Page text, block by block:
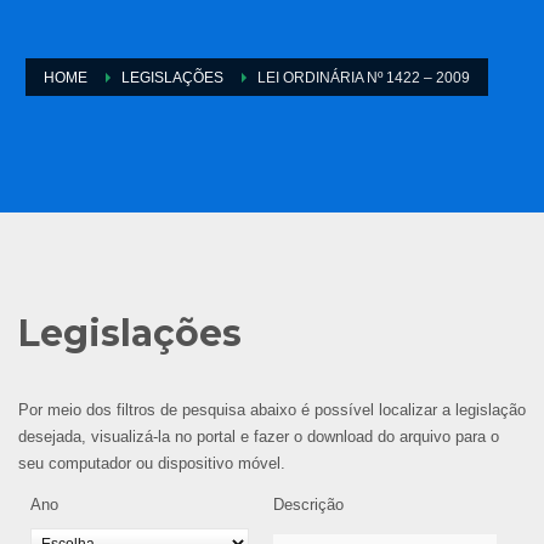
HOME LEGISLAÇÕES LEI ORDINÁRIA Nº 1422 – 2009
Legislações
Por meio dos filtros de pesquisa abaixo é possível localizar a legislação
desejada, visualizá-la no portal e fazer o download do arquivo para o
seu computador ou dispositivo móvel.
Ano Descrição